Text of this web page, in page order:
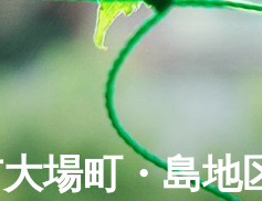
場町・島地